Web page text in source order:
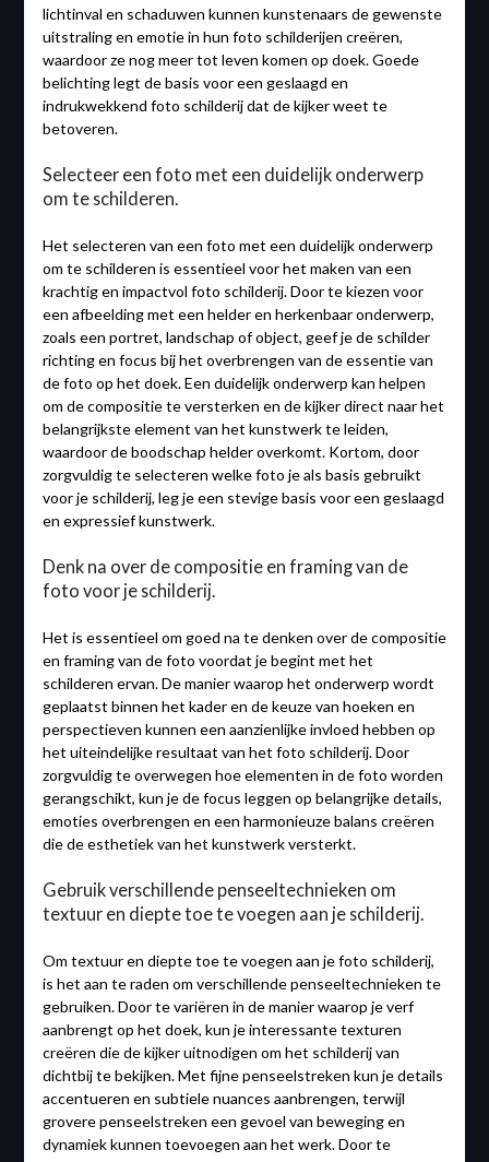
lichtinval en schaduwen kunnen kunstenaars de gewenste
uitstraling en emotie in hun foto schilderijen creëren,
waardoor ze nog meer tot leven komen op doek. Goede
belichting legt de basis voor een geslaagd en
indrukwekkend foto schilderij dat de kijker weet te
betoveren.
Selecteer een foto met een duidelijk onderwerp
om te schilderen.
Het selecteren van een foto met een duidelijk onderwerp
om te schilderen is essentieel voor het maken van een
krachtig en impactvol foto schilderij. Door te kiezen voor
een afbeelding met een helder en herkenbaar onderwerp,
zoals een portret, landschap of object, geef je de schilder
richting en focus bij het overbrengen van de essentie van
de foto op het doek. Een duidelijk onderwerp kan helpen
om de compositie te versterken en de kijker direct naar het
belangrijkste element van het kunstwerk te leiden,
waardoor de boodschap helder overkomt. Kortom, door
zorgvuldig te selecteren welke foto je als basis gebruikt
voor je schilderij, leg je een stevige basis voor een geslaagd
en expressief kunstwerk.
Denk na over de compositie en framing van de
foto voor je schilderij.
Het is essentieel om goed na te denken over de compositie
en framing van de foto voordat je begint met het
schilderen ervan. De manier waarop het onderwerp wordt
geplaatst binnen het kader en de keuze van hoeken en
perspectieven kunnen een aanzienlijke invloed hebben op
het uiteindelijke resultaat van het foto schilderij. Door
zorgvuldig te overwegen hoe elementen in de foto worden
gerangschikt, kun je de focus leggen op belangrijke details,
emoties overbrengen en een harmonieuze balans creëren
die de esthetiek van het kunstwerk versterkt.
Gebruik verschillende penseeltechnieken om
textuur en diepte toe te voegen aan je schilderij.
Om textuur en diepte toe te voegen aan je foto schilderij,
is het aan te raden om verschillende penseeltechnieken te
gebruiken. Door te variëren in de manier waarop je verf
aanbrengt op het doek, kun je interessante texturen
creëren die de kijker uitnodigen om het schilderij van
dichtbij te bekijken. Met fijne penseelstreken kun je details
accentueren en subtiele nuances aanbrengen, terwijl
grovere penseelstreken een gevoel van beweging en
dynamiek kunnen toevoegen aan het werk. Door te